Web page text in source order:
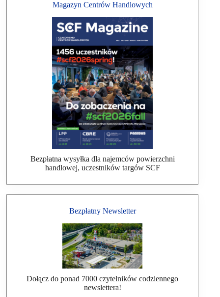
Magazyn Centrów Handlowych
Bezpłatna wysyłka dla najemców powierzchni
handlowej, uczestników targów SCF
Bezpłatny Newsletter
Dołącz do ponad 7000 czytelników codziennego
newslettera!